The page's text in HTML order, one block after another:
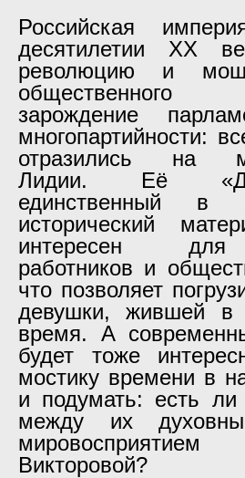
Российская
десятилетии ХХ
революцию и
общественного
зарождение
многопартийности:
отразились на
Лидии. Её
единственный в
исторический
интересен
работников и
что позволяет
девушки, жившей в
время. А
будет тоже
мостику времени в
и подумать: есть
между их
Викторовой?